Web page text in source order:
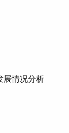
展情况分析